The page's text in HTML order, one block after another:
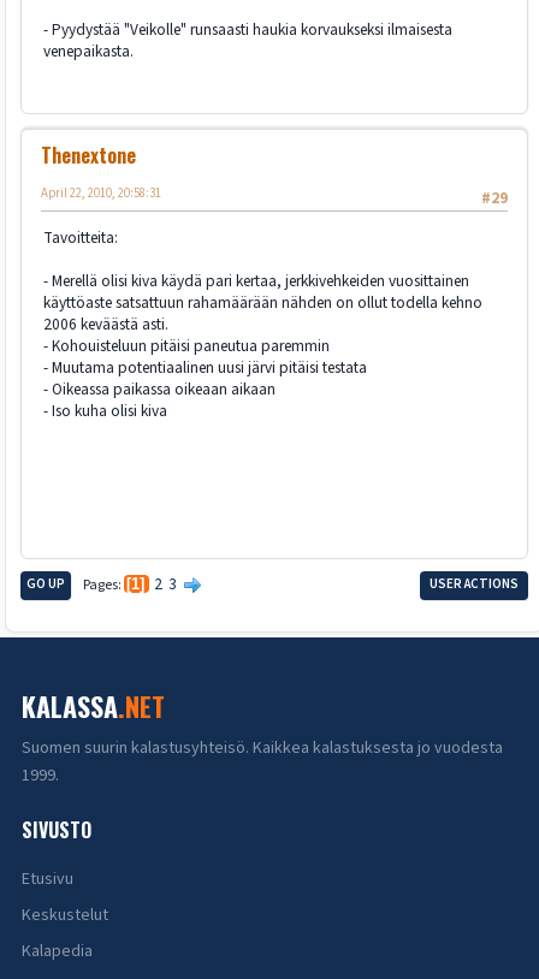
- Pyydystää "Veikolle" runsaasti haukia korvaukseksi ilmaisesta
venepaikasta.
Thenextone
#29
April 22, 2010, 20:58:31
Tavoitteita:
- Merellä olisi kiva käydä pari kertaa, jerkkivehkeiden vuosittainen
käyttöaste satsattuun rahamäärään nähden on ollut todella kehno
2006 keväästä asti.
- Kohouisteluun pitäisi paneutua paremmin
- Muutama potentiaalinen uusi järvi pitäisi testata
- Oikeassa paikassa oikeaan aikaan
- Iso kuha olisi kiva
GO UP Pages 1 2 3 USER ACTIONS
KALASSA.NET
Suomen suurin kalastusyhteisö. Kaikkea kalastuksesta jo vuodesta
1999.
SIVUSTO
Etusivu
Keskustelut
Kalapedia